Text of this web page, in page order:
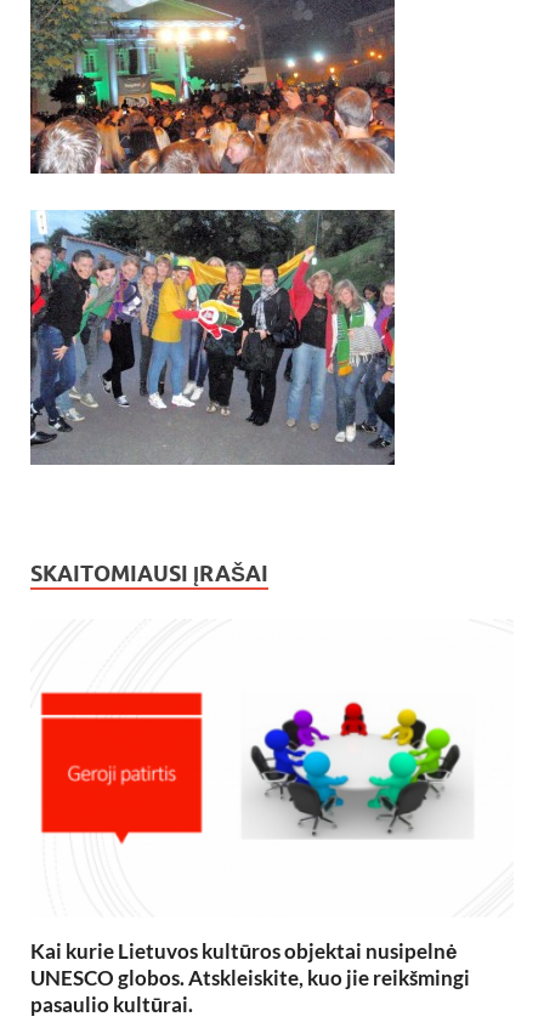
SKAITOMIAUSI ĮRAŠAI
Kai kurie Lietuvos kultūros objektai nusipelnė
UNESCO globos. Atskleiskite, kuo jie reikšmingi
pasaulio kultūrai.